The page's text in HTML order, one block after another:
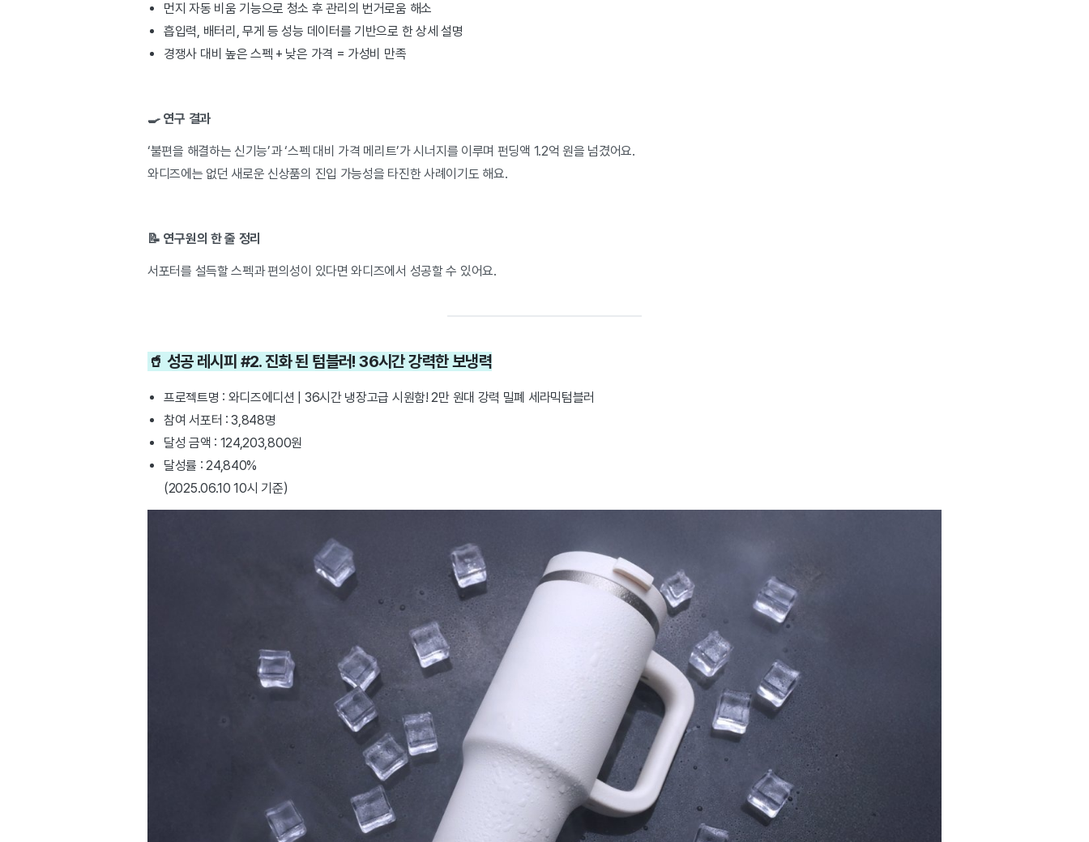
먼지 자동 비움 기능으로 청소 후 관리의 번거로움 해소
흡입력, 배터리, 무게 등 성능 데이터를 기반으로 한 상세 설명
경쟁사 대비 높은 스펙 + 낮은 가격 = 가성비 만족
🍳 연구 결과
‘불편을 해결하는 신기능’과 ‘스펙 대비 가격 메리트’가 시너지를 이루며 펀딩액 1.2억 원을 넘겼어요.
와디즈에는 없던 새로운 신상품의 진입 가능성을 타진한 사례이기도 해요.
📝 연구원의 한 줄 정리
서포터를 설득할 스펙과 편의성이 있다면 와디즈에서 성공할 수 있어요.
🥤 성공 레시피 #2. 진화 된 텀블러! 36시간 강력한 보냉력
프로젝트명 : 와디즈에디션 | 36시간 냉장고급 시원함! 2만 원대 강력 밀폐 세라믹텀블러
참여 서포터 : 3,848명
달성 금액 : 124,203,800원
달성률 : 24,840%
(2025.06.10 10시 기준)